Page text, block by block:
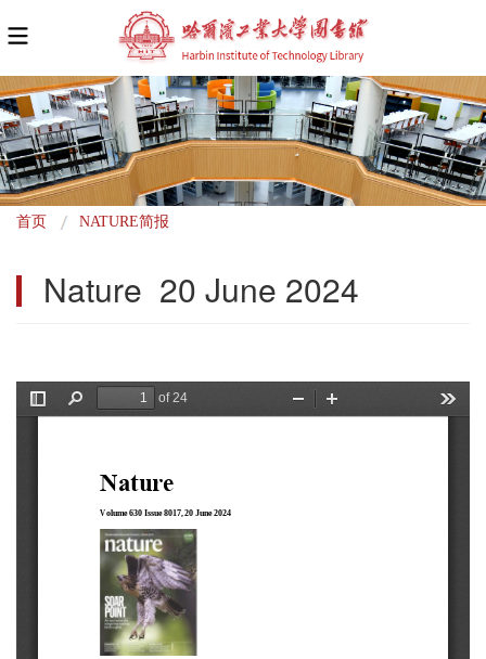
面
首页 NATURE简报
Nature  20 June 2024